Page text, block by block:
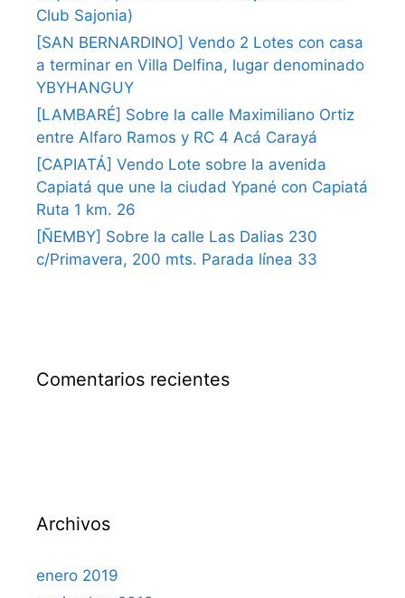
Club Sajonia)
[SAN BERNARDINO] Vendo 2 Lotes con casa
a terminar en Villa Delfina, lugar denominado
YBYHANGUY
[LAMBARÉ] Sobre la calle Maximiliano Ortiz
entre Alfaro Ramos y RC 4 Acá Carayá
[CAPIATÁ] Vendo Lote sobre la avenida
Capiatá que une la ciudad Ypané con Capiatá
Ruta 1 km. 26
[ÑEMBY] Sobre la calle Las Dalias 230
c/Primavera, 200 mts. Parada línea 33
Comentarios recientes
Archivos
enero 2019